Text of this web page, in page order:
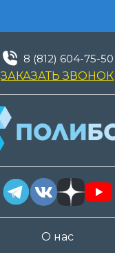
О нас
8 (812) 604-75-50
ЗАКАЗАТЬ ЗВОНОК